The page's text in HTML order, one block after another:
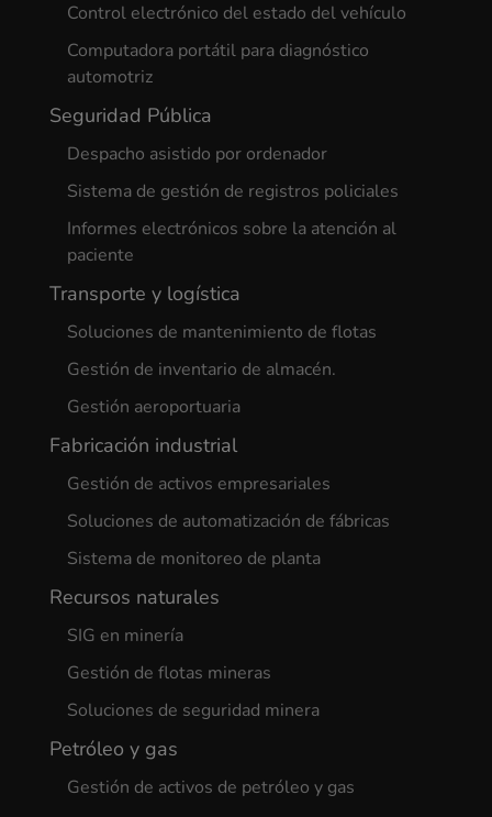
Control electrónico del estado del vehículo
Computadora portátil para diagnóstico
automotriz
Seguridad Pública
Despacho asistido por ordenador
Sistema de gestión de registros policiales
Informes electrónicos sobre la atención al
paciente
Transporte y logística
Soluciones de mantenimiento de flotas
Gestión de inventario de almacén.
Gestión aeroportuaria
Fabricación industrial
Gestión de activos empresariales
Soluciones de automatización de fábricas
Sistema de monitoreo de planta
Recursos naturales
SIG en minería
Gestión de flotas mineras
Soluciones de seguridad minera
Petróleo y gas
Gestión de activos de petróleo y gas